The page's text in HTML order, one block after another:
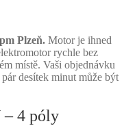
Plzeň. Motor je ihned
rychle bez
místě. Vaši objednávku
desítek minut může být
– 4 póly